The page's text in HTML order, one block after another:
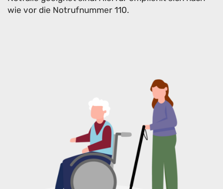
wie vor die Notrufnummer 110.